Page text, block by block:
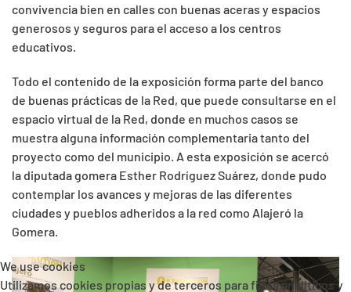
convivencia bien en calles con buenas aceras y espacios
generosos y seguros para el acceso a los centros
educativos.
Todo el contenido de la exposición forma parte del banco
de buenas prácticas de la Red, que puede consultarse en el
espacio virtual de la Red, donde en muchos casos se
muestra alguna información complementaria tanto del
proyecto como del municipio. A esta exposición se acercó
la diputada gomera Esther Rodríguez Suárez, donde pudo
contemplar los avances y mejoras de las diferentes
ciudades y pueblos adheridos a la red como Alajeró la
Gomera.
We use cookies
Utilizamos cookies propias y de terceros para fines analíticos y